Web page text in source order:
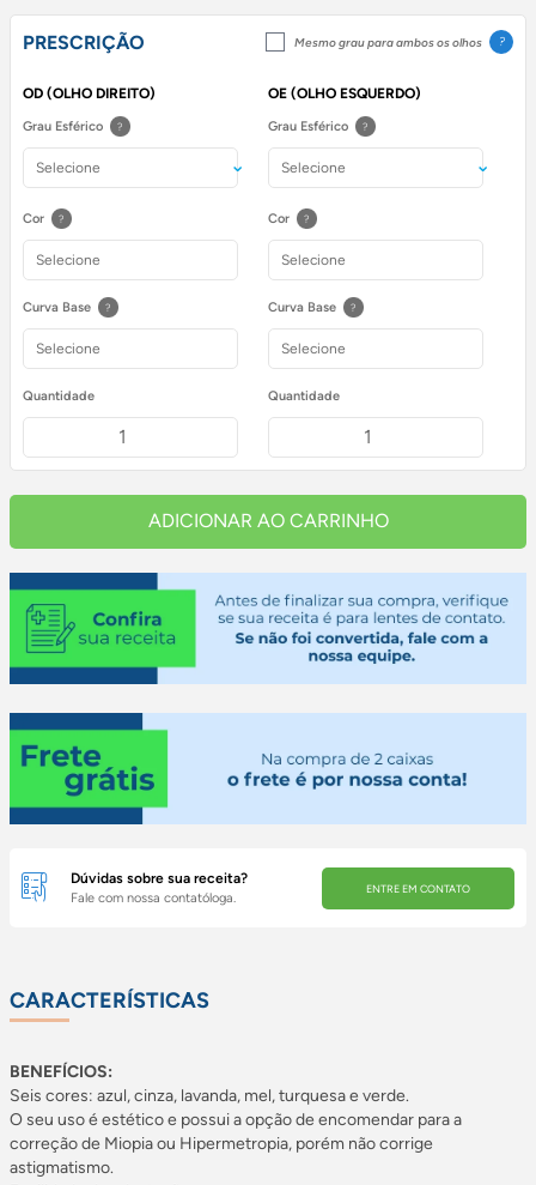
PRESCRIÇÃO Mesmo grau para ambos os olhos ?
OD (OLHO DIREITO)
Grau Esférico ?
Cor ?
Curva Base ?
Quantidade
OE (OLHO ESQUERDO)
Grau Esférico ?
Cor ?
Curva Base ?
Quantidade
ADICIONAR AO CARRINHO
Dúvidas sobre sua receita?
Fale com nossa contatóloga.
ENTRE EM CONTATO
CARACTERÍSTICAS
BENEFÍCIOS:
Seis cores: azul, cinza, lavanda, mel, turquesa e verde.
O seu uso é estético e possui a opção de encomendar para a
correção de Miopia ou Hipermetropia, porém não corrige
astigmatismo.